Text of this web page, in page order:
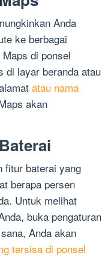
Anda
ke berbagai
di ponsel
di layar beranda atau
atau nama
akan
fitur baterai yang
berapa persen
Untuk melihat
buka pengaturan
Anda akan
tersisa di ponsel